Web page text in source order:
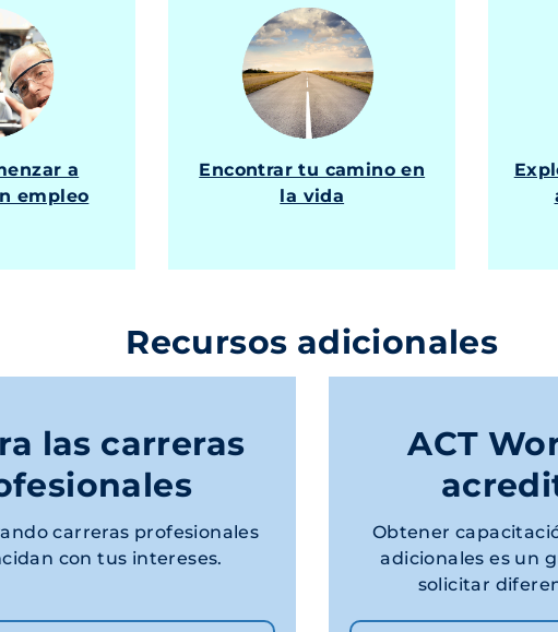
a
empleo
Encontrar tu camino en
la vida
Recursos adicionales
las carreras
carreras profesionales
con tus intereses.
ACT
Obtener
adicionales es un
solicitar